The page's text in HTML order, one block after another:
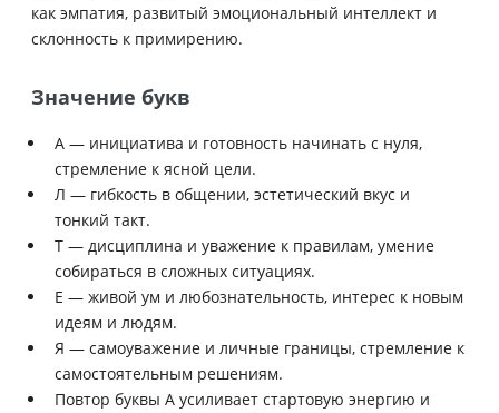
как эмпатия, развитый эмоциональный интеллект и
склонность к примирению.
Значение букв
А — инициатива и готовность начинать с нуля,
стремление к ясной цели.
Л — гибкость в общении, эстетический вкус и
тонкий такт.
Т — дисциплина и уважение к правилам, умение
собираться в сложных ситуациях.
Е — живой ум и любознательность, интерес к новым
идеям и людям.
Я — самоуважение и личные границы, стремление к
самостоятельным решениям.
Повтор буквы А усиливает стартовую энергию и